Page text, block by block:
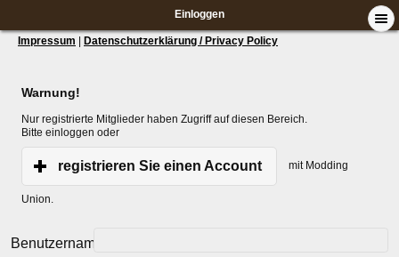
Einloggen
Impressum Datenschutzerklärung / Privacy Policy
Warnung!
Nur registrierte Mitglieder haben Zugriff auf diesen Bereich.
Bitte einloggen oder
registrieren Sie einen Account mit Modding
Union.
Benutzername: